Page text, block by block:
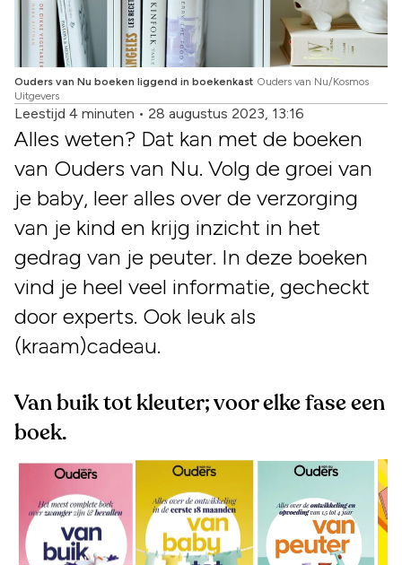
Ouders van Nu boeken liggend in boekenkast Ouders van Nu/Kosmos
Uitgevers
Leestijd 4 minuten • 28 augustus 2023, 13:16
Alles weten? Dat kan met de boeken
van Ouders van Nu. Volg de groei van
je baby, leer alles over de verzorging
van je kind en krijg inzicht in het
gedrag van je peuter. In deze boeken
vind je heel veel informatie, gecheckt
door experts. Ook leuk als
(kraam)cadeau.
Van buik tot kleuter; voor elke fase een
boek.